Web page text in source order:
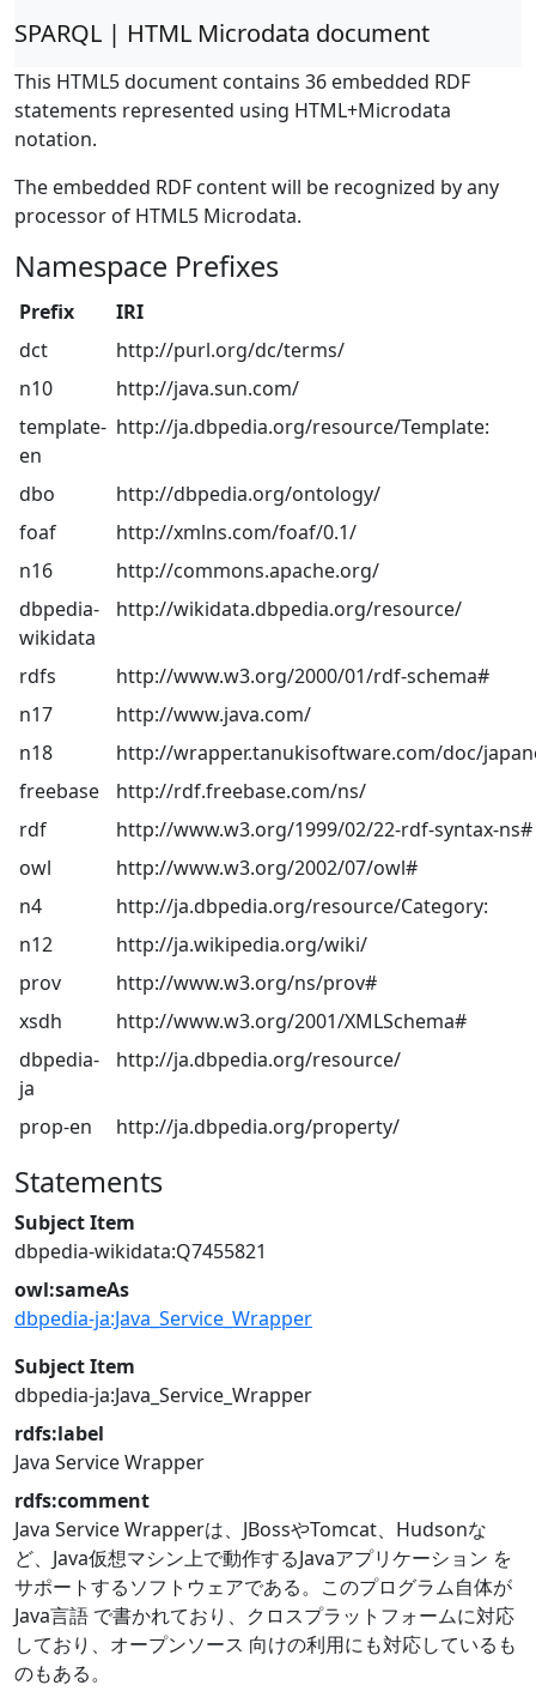
SPARQL | HTML Microdata document
This HTML5 document contains 36 embedded RDF
statements represented using HTML+Microdata
notation.
The embedded RDF content will be recognized by any
processor of HTML5 Microdata.
Namespace Prefixes
Prefix
IRI
dct
http://purl.org/dc/terms/
n10
http://java.sun.com/
template-
en
http://ja.dbpedia.org/resource/Template:
dbo
http://dbpedia.org/ontology/
foaf
http://xmlns.com/foaf/0.1/
n16
http://commons.apache.org/
dbpedia-
wikidata
http://wikidata.dbpedia.org/resource/
rdfs
http://www.w3.org/2000/01/rdf-schema#
n17
http://www.java.com/
n18
http://wrapper.tanukisoftware.com/doc/
freebase
http://rdf.freebase.com/ns/
rdf
http://www.w3.org/1999/02/22-rdf-syntax-ns#
owl
http://www.w3.org/2002/07/owl#
n4
http://ja.dbpedia.org/resource/Category:
n12
http://ja.wikipedia.org/wiki/
prov
http://www.w3.org/ns/prov#
xsdh
http://www.w3.org/2001/XMLSchema#
dbpedia-
ja
http://ja.dbpedia.org/resource/
prop-en http://ja.dbpedia.org/property/
Statements
Subject Item
dbpedia-wikidata:Q7455821
owl:sameAs
dbpedia-ja:Java_Service_Wrapper
Subject Item
dbpedia-ja:Java_Service_Wrapper
rdfs:label
Java Service Wrapper
rdfs:comment
Java Service Wrapperは、JBossやTomcat、Hudsonな
ど、Java仮想マシン上で動作するJavaアプリケーション を
サポートするソフトウェアである。このプログラム自体が
Java言語 で書かれており、クロスプラットフォームに対応
しており、オープンソース 向けの利用にも対応しているも
のもある。